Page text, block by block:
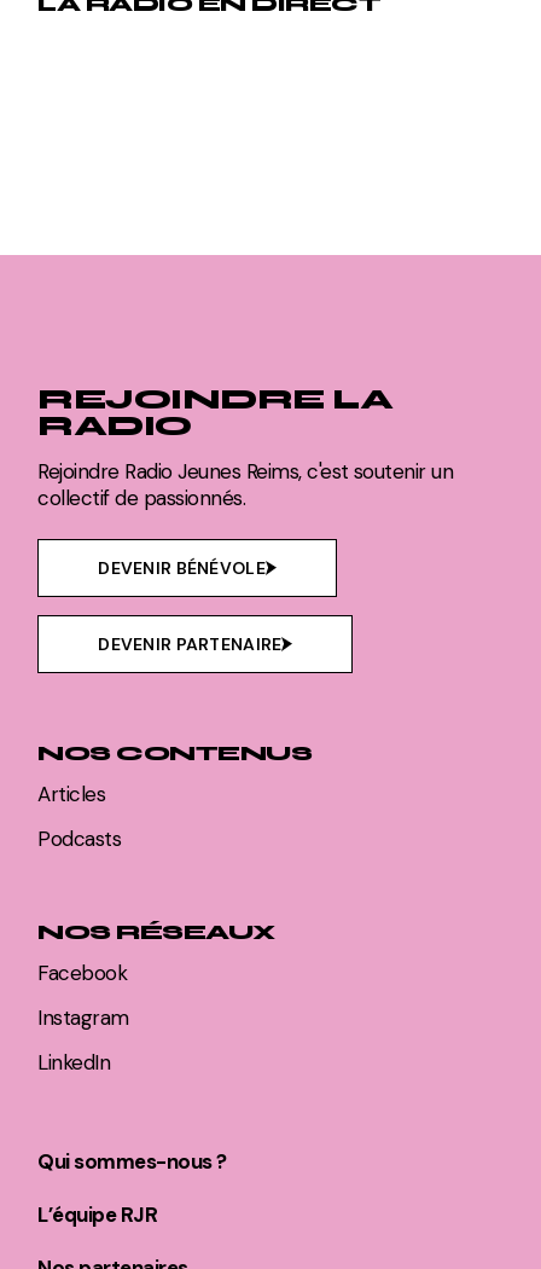
REJOINDRE LA
RADIO
Rejoindre Radio Jeunes Reims, c'est soutenir un
collectif de passionnés.
DEVENIR BÉNÉVOLE
DEVENIR PARTENAIRE
NOS CONTENUS
Articles
Podcasts
NOS RÉSEAUX
Facebook
Instagram
LinkedIn
Qui sommes-nous ?
L’équipe RJR